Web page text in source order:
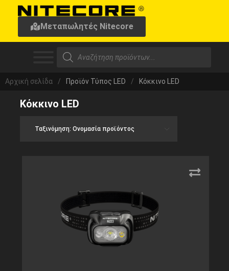
Μεταπωλητές Nitecore
Αρχική σελίδα / Προϊόν Τύπος LED / Κόκκινο LED
Κόκκινο LED